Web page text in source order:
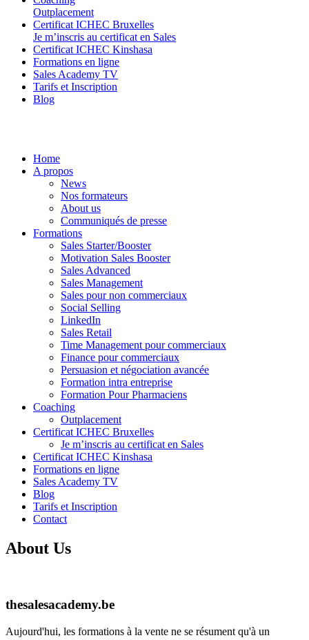
Outplacement
Certificat ICHEC Bruxelles
Je m’inscris au certificat en Sales
Certificat ICHEC Kinshasa
Formations en ligne
Sales Academy TV
Tarifs et Inscription
Blog
Home
A propos
News
Nos formateurs
About us
Communiqués de presse
Formations
Sales Starter/Booster
Motivation Sales Booster
Sales Advanced
Sales Management
Sales pour non commerciaux
Social Selling
LinkedIn
Sales Retail
Time Management pour commerciaux
Finance pour commerciaux
Persuasion et négociation avancée
Formation intra entreprise
Formation Pour Pharmaciens
Coaching
Outplacement
Certificat ICHEC Bruxelles
Je m’inscris au certificat en Sales
Certificat ICHEC Kinshasa
Formations en ligne
Sales Academy TV
Blog
Tarifs et Inscription
Contact
About Us
thesalesacademy.be
Aujourd'hui, les formations à la vente ne se résument qu'à un